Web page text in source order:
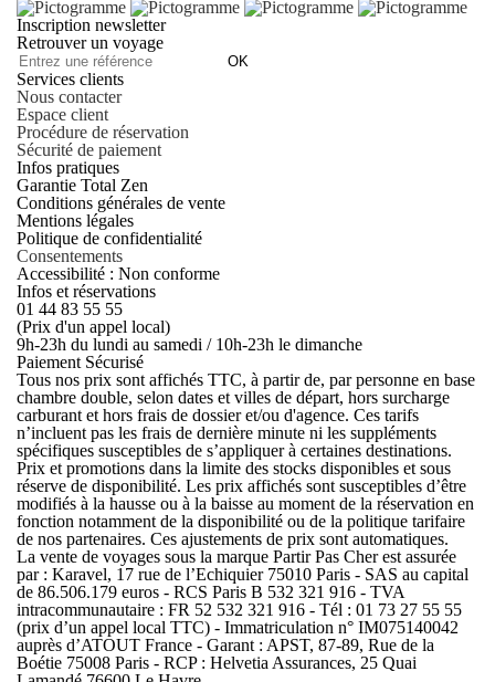
Inscription newsletter
Retrouver un voyage
OK
Services clients
Nous contacter
Espace client
Procédure de réservation
Sécurité de paiement
Infos pratiques
Garantie Total Zen
Conditions générales de vente
Mentions légales
Politique de confidentialité
Consentements
Accessibilité : Non conforme
Infos et réservations
01 44 83 55 55
(Prix d'un appel local)
9h-23h du lundi au samedi / 10h-23h le dimanche
Paiement Sécurisé
Tous nos prix sont affichés TTC, à partir de, par personne en base
chambre double, selon dates et villes de départ, hors surcharge
carburant et hors frais de dossier et/ou d'agence. Ces tarifs
n’incluent pas les frais de dernière minute ni les suppléments
spécifiques susceptibles de s’appliquer à certaines destinations.
Prix et promotions dans la limite des stocks disponibles et sous
réserve de disponibilité. Les prix affichés sont susceptibles d’être
modifiés à la hausse ou à la baisse au moment de la réservation en
fonction notamment de la disponibilité ou de la politique tarifaire
de nos partenaires. Ces ajustements de prix sont automatiques.
La vente de voyages sous la marque Partir Pas Cher est assurée
par : Karavel, 17 rue de l’Echiquier 75010 Paris - SAS au capital
de 86.506.179 euros - RCS Paris B 532 321 916 - TVA
intracommunautaire : FR 52 532 321 916 - Tél : 01 73 27 55 55
(prix d’un appel local TTC) - Immatriculation n° IM075140042
auprès d’ATOUT France - Garant : APST, 87-89, Rue de la
Boétie 75008 Paris - RCP : Helvetia Assurances, 25 Quai